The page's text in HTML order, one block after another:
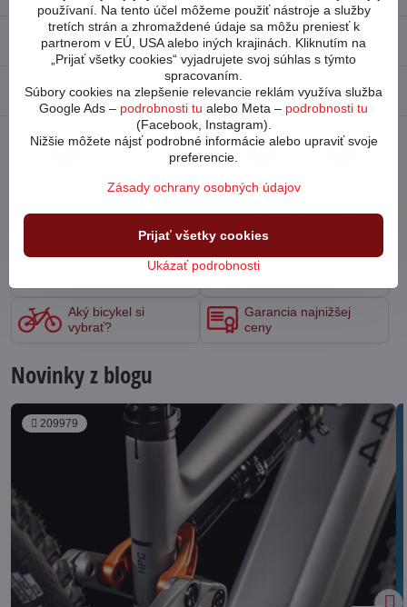
Recenzie 0
Diskusia 0
Novinky z blogu
209979
BlueskyPinterestReddit
produkt
Ako poskladať bicykel? Preprava tovaru
Aký bicykel si
vybrať?
Garancia najnižšej
ceny
používaní. Na tento účel môžeme použiť nástroje a služby
tretích strán a zhromaždené údaje sa môžu preniesť k
partnerom v EÚ, USA alebo iných krajinách. Kliknutím na
„Prijať všetky cookies“ vyjadrujete svoj súhlas s týmto
spracovaním.
Súbory cookies na zlepšenie relevancie reklám využíva služba
Google Ads – podrobnosti tu alebo Meta – podrobnosti tu
(Facebook, Instagram).
Nižšie môžete nájsť podrobné informácie alebo upraviť svoje
preferencie.
Zásady ochrany osobných údajov
Ukázať podrobnosti
Prijať všetky cookies